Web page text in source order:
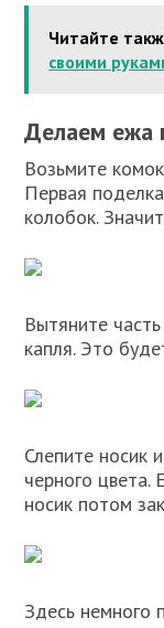
Читайте
своими
Делаем ежа
Возьмите
Первая
колобок.
Вытяните
капля. Это
Слепите носик
черного цвета.
носик потом
Здесь немного